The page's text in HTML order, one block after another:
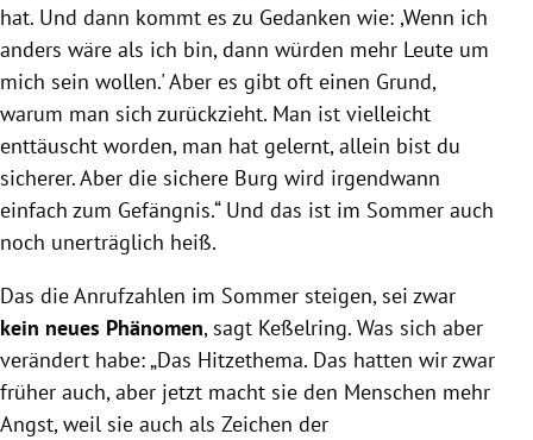
hat. Und dann kommt es zu Gedanken wie: ,Wenn ich
anders wäre als ich bin, dann würden mehr Leute um
mich sein wollen.' Aber es gibt oft einen Grund,
warum man sich zurückzieht. Man ist vielleicht
enttäuscht worden, man hat gelernt, allein bist du
sicherer. Aber die sichere Burg wird irgendwann
einfach zum Gefängnis.“ Und das ist im Sommer auch
noch unerträglich heiß.
Das die Anrufzahlen im Sommer steigen, sei zwar
kein neues Phänomen, sagt Keßelring. Was sich aber
verändert habe: „Das Hitzethema. Das hatten wir zwar
früher auch, aber jetzt macht sie den Menschen mehr
Angst, weil sie auch als Zeichen der